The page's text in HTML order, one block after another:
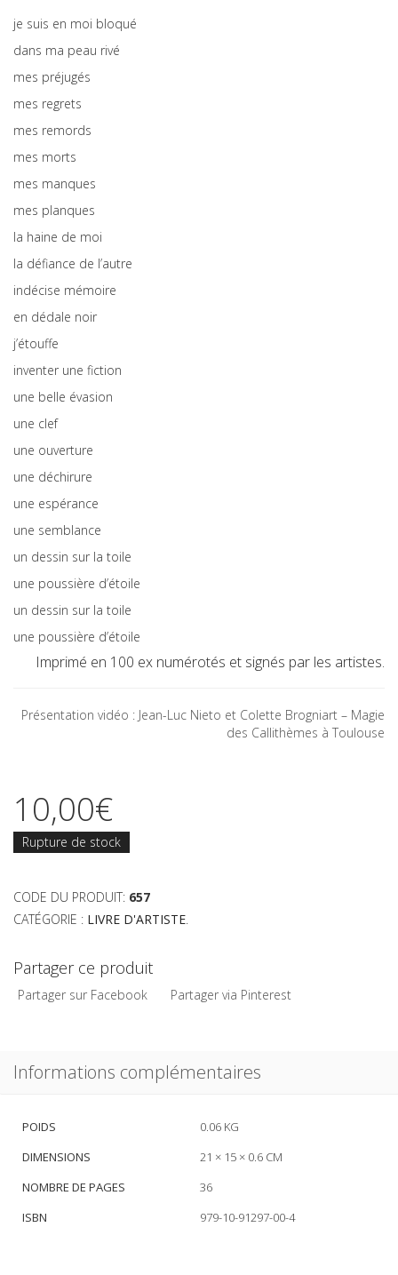
je suis en moi bloqué
dans ma peau rivé
mes préjugés
mes regrets
mes remords
mes morts
mes manques
mes planques
la haine de moi
la défiance de l’autre
indécise mémoire
en dédale noir
j’étouffe
inventer une fiction
une belle évasion
une clef
une ouverture
une déchirure
une espérance
une semblance
un dessin sur la toile
une poussière d’étoile
un dessin sur la toile
une poussière d’étoile
Imprimé en 100 ex numérotés et signés par les artistes.
Présentation vidéo : Jean-Luc Nieto et Colette Brogniart – Magie
des Callithèmes à Toulouse
10,00€
Rupture de stock
CODE DU PRODUIT: 657
CATÉGORIE : LIVRE D'ARTISTE
Partager ce produit
Partager sur Facebook Partager via Pinterest
Informations complémentaires
POIDS
0.06 KG
DIMENSIONS
21 × 15 × 0.6 CM
NOMBRE DE PAGES
36
ISBN
979-10-91297-00-4